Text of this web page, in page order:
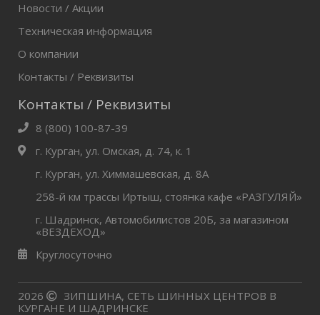
Новости / Акции
Техническая информация
О компании
Контакты / Реквизиты
Контакты / Реквизиты
8 (800) 100-87-39
г. Курган, ул. Омская, д. 74, к. 1
г. Курган, ул. Химмашевская, д. 8А
258-й км трассы Иртыш, стоянка кафе «РАЗГУЛЯЙ»
г. Шадринск, Автомобилистов 20Б, за магазином
«ВЕЗДЕХОД»
Круглосуточно
2026
ЗИПШИНА, СЕТЬ ШИННЫХ ЦЕНТРОВ В
КУРГАНЕ И ШАДРИНСКЕ